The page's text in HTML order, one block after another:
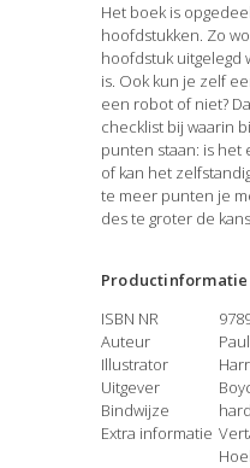
Het boek is
hoofdstukken. Zo
hoofdstuk uitgelegd
is. Ook kun je zelf
een robot of niet?
checklist bij waarin
punten staan: is het
of kan het
te meer punten je
des te groter de
Productinformatie
ISBN NR
Auteur
Illustrator
Uitgever
Bindwijze
Extra informatie